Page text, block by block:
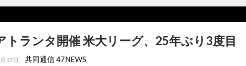
トランタ開催 米大リーグ、25年ぶり3度目
17日 共同通信 47NEWS